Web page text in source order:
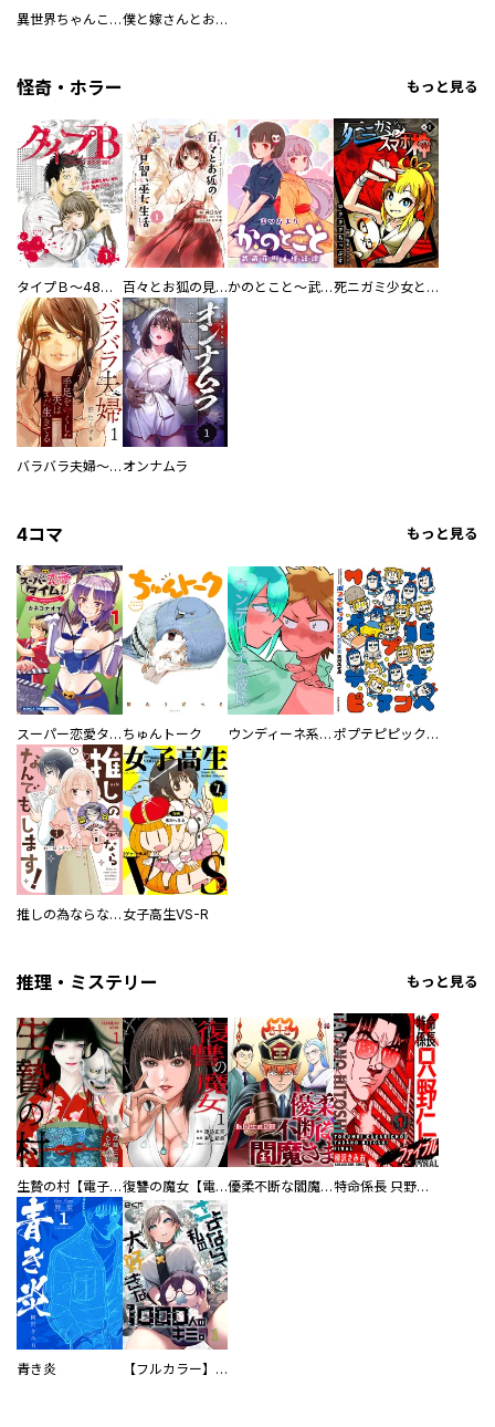
異世界ちゃんこ～横綱目前に召喚されたんだが～ 【連載版】 僕と嫁さんとお酒の関係
怪奇・ホラー もっと見る
タイプＢ～48時間後、致死率100％～【単話】 百々とお狐の見習い巫女生活【単行本版】 かのとこと～武蔵花町怪話譚～ 【連載版】 死ニガミ少女とスマホ神
バラバラ夫婦～手足をなくした夫はまだ生きてる オンナムラ
4コマ もっと見る
スーパー恋愛タイム！～現場でドＳな彼女は自宅でデレる～ ちゅんトーク ウンディーネ系彼氏 ポプテピピック SEASON EIGHT
推しの為ならなんでもします！ 女子高生VS-R
推理・ミステリー もっと見る
生贄の村【電子単行本版】 復讐の魔女【電子単行本版】 優柔不断な閻魔さま 特命係長 只野仁ファイナル 愛蔵版
青き炎 【フルカラー】さよなら、私の大好きな１０００人のキミ。